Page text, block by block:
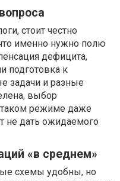
стоит честно
именно нужно полю
дефицита,
подготовка к
задачи и разные
выбор
таком режиме даже
не дать ожидаемого
«в среднем»
схемы удобны, но